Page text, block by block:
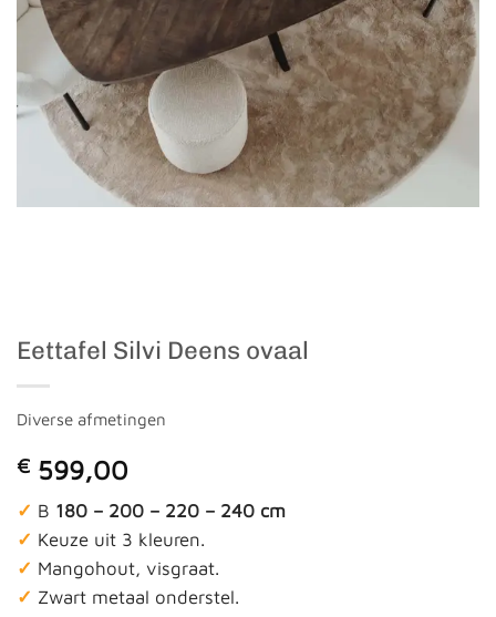
Eettafel Silvi Deens ovaal
Diverse afmetingen
€ 599,00
✓ B 180 – 200 – 220 – 240 cm
✓ Keuze uit 3 kleuren.
✓ Mangohout, visgraat.
✓ Zwart metaal onderstel.